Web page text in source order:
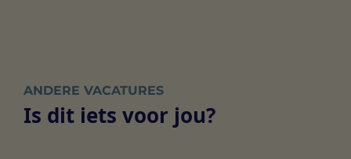
ANDERE VACATURES
Is dit iets voor jou?